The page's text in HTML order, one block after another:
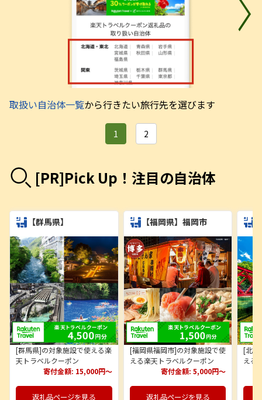
取扱い自治体一覧から行きたい旅行先を選びます
[PR]Pick Up！注目の自治体
【群馬県】
[群馬県]の対象施設で使える楽
天トラベルクーポン
寄付金額: 15,000円～
返礼品ページを見る
【福岡県】福岡市
[福岡県福岡市]の対象施設で使
える楽天トラベルクーポン
寄付金額:5,000円～
返礼品ページを見る
[北海
える